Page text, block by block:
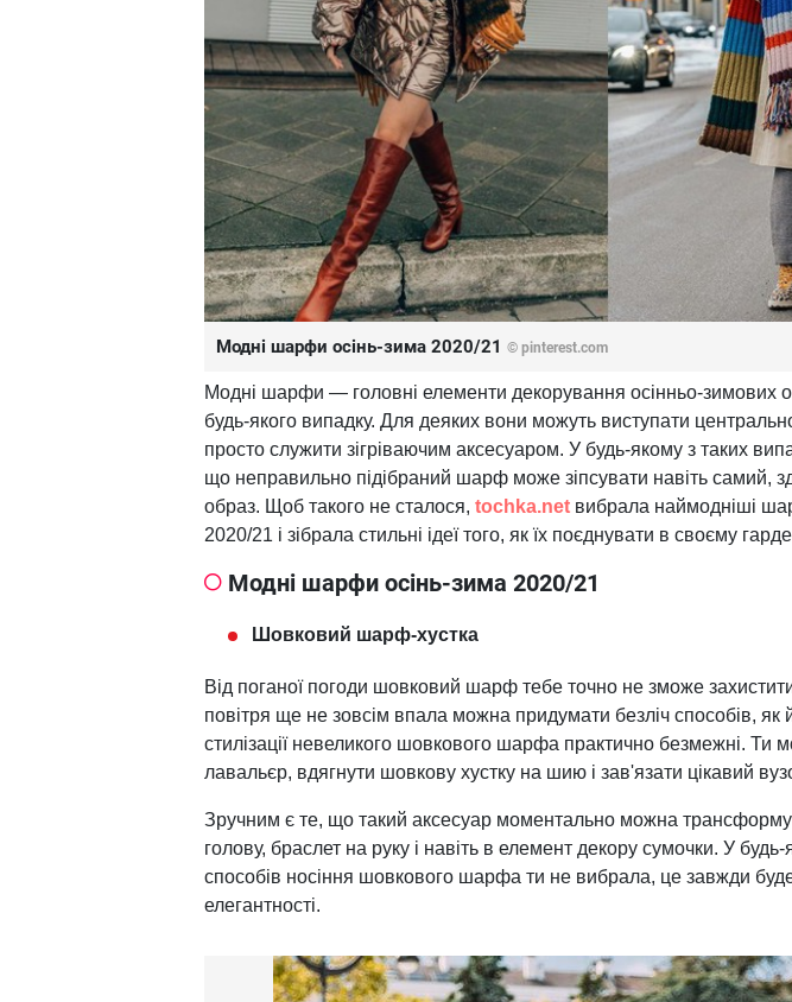
Модні шарфи осінь-зима 2020/21 © pinterest.com
Модні шарфи — головні елементи декорування осінньо-зимових
будь-якого випадку. Для деяких вони можуть виступати
просто служити зігріваючим аксесуаром. У будь-якому з таких
що неправильно підібраний шарф може зіпсувати навіть самий,
образ. Щоб такого не сталося, tochka.net вибрала наймодніші
2020/21 і зібрала стильні ідеї того, як їх поєднувати в своєму
Модні шарфи осінь-зима 2020/21
Шовковий шарф-хустка
Від поганої погоди шовковий шарф тебе точно не зможе
повітря ще не зовсім впала можна придумати безліч способів, як
стилізації невеликого шовкового шарфа практично безмежні. Ти
лавальєр, вдягнути шовкову хустку на шию і зав'язати цікавий
Зручним є те, що такий аксесуар моментально можна
голову, браслет на руку і навіть в елемент декору сумочки. У
способів носіння шовкового шарфа ти не вибрала, це завжди
елегантності.